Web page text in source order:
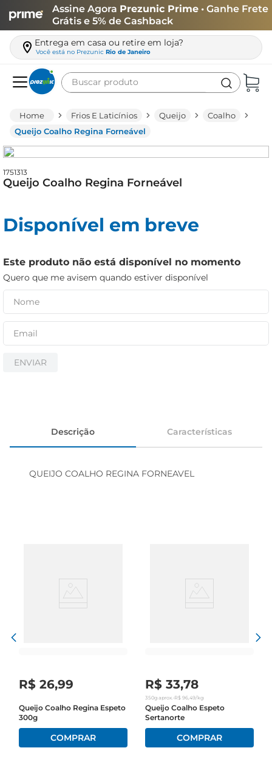
Assine Agora Prezunic Prime • Ganhe Frete
Grátis e 5% de Cashback
Entrega em casa ou retire em loja?
Você está no Prezunic Rio de Janeiro
Buscar produto
Frios E Laticínios Queijo
Coalho
Queijo Coalho Regina Forneável
1751313
Queijo Coalho Regina Forneável
Disponível em breve
Este produto não está disponível no momento
Quero que me avisem quando estiver disponível
ENVIAR
Descrição Características
QUEIJO COALHO REGINA FORNEAVEL
R$ 26,99
Queijo Coalho Regina Espeto
300g
R$ 33,78
350gaprox. •R$ 96,49/kg
Queijo Coalho Espeto
Sertanorte
leite
queijo
iogurte
biscoito
papel higiênico